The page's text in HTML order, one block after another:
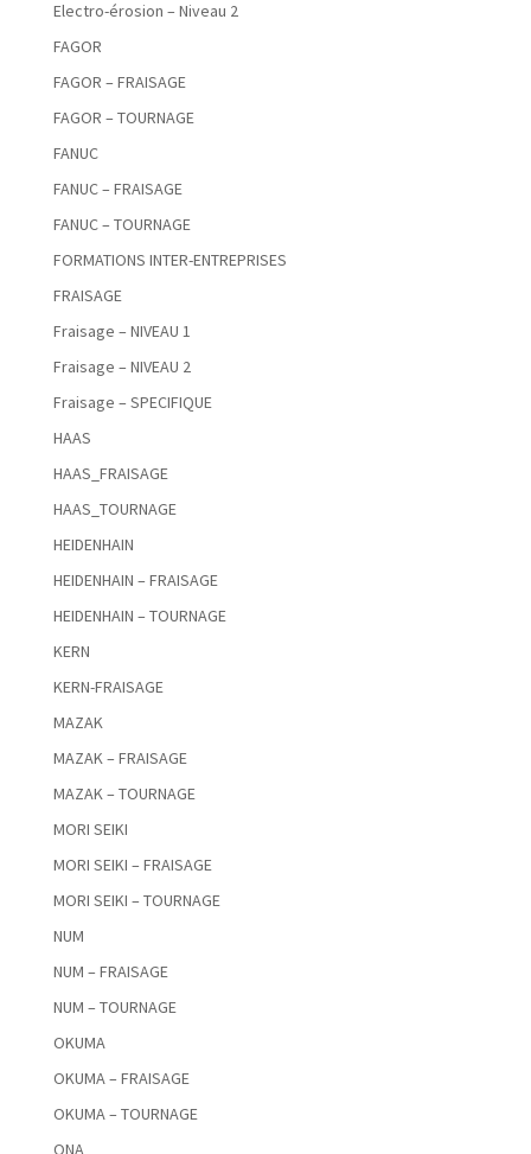
Electro-érosion – Niveau 2
FAGOR
FAGOR – FRAISAGE
FAGOR – TOURNAGE
FANUC
FANUC – FRAISAGE
FANUC – TOURNAGE
FORMATIONS INTER-ENTREPRISES
FRAISAGE
Fraisage – NIVEAU 1
Fraisage – NIVEAU 2
Fraisage – SPECIFIQUE
HAAS
HAAS_FRAISAGE
HAAS_TOURNAGE
HEIDENHAIN
HEIDENHAIN – FRAISAGE
HEIDENHAIN – TOURNAGE
KERN
KERN-FRAISAGE
MAZAK
MAZAK – FRAISAGE
MAZAK – TOURNAGE
MORI SEIKI
MORI SEIKI – FRAISAGE
MORI SEIKI – TOURNAGE
NUM
NUM – FRAISAGE
NUM – TOURNAGE
OKUMA
OKUMA – FRAISAGE
OKUMA – TOURNAGE